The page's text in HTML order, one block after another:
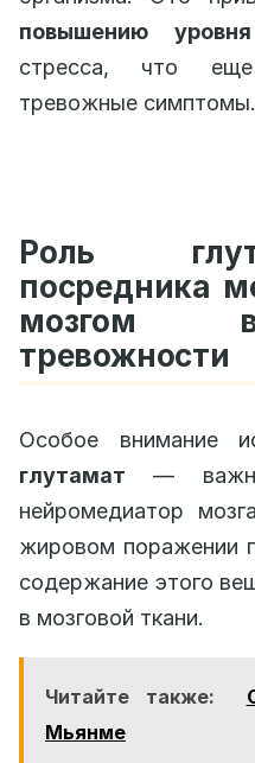
повышению
стресса, что
тревожные симптомы.
Роль
посредника
мозгом
тревожности
Особое внимание
глутамат —
нейромедиатор
жировом поражении
содержание этого
в мозговой ткани.
Читайте также:
Мьянме